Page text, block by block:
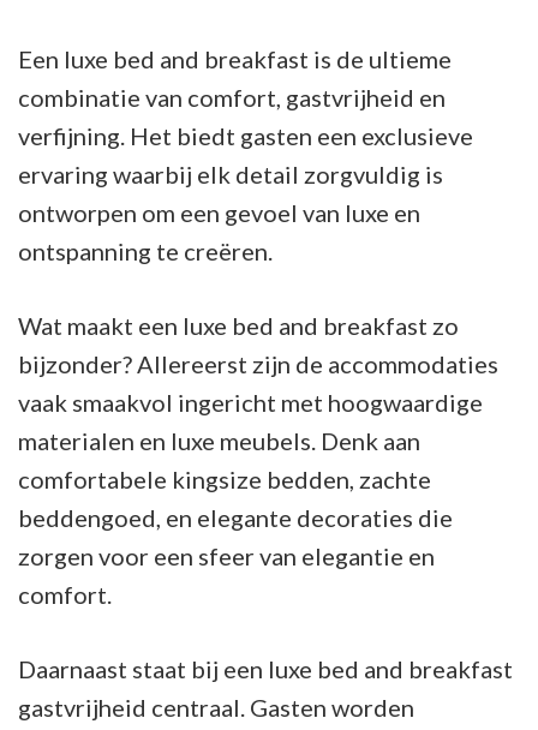
Zijn
Best
Een luxe bed and breakfast is de ultieme
combinatie van comfort, gastvrijheid en
verfijning. Het biedt gasten een exclusieve
ervaring waarbij elk detail zorgvuldig is
ontworpen om een gevoel van luxe en
ontspanning te creëren.
Wat maakt een luxe bed and breakfast zo
bijzonder? Allereerst zijn de accommodaties
vaak smaakvol ingericht met hoogwaardige
materialen en luxe meubels. Denk aan
comfortabele kingsize bedden, zachte
beddengoed, en elegante decoraties die
zorgen voor een sfeer van elegantie en
comfort.
Daarnaast staat bij een luxe bed and breakfast
gastvrijheid centraal. Gasten worden